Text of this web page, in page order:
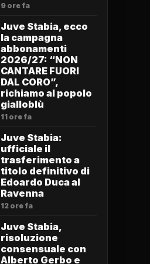
9 ore fa
Juve Stabia, ecco
la campagna
abbonamenti
2026/27: “NON
CANTARE FUORI
DAL CORO”,
richiamo al popolo
gialloblù
11 ore fa
Juve Stabia:
ufficiale il
trasferimento a
titolo definitivo di
Edoardo Duca al
Ravenna
12 ore fa
Juve Stabia,
risoluzione
consensuale con
Alberto Gerbo e